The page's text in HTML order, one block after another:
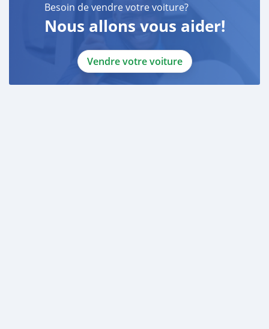
Besoin de vendre votre voiture?
Nous allons vous aider!
Vendre votre voiture